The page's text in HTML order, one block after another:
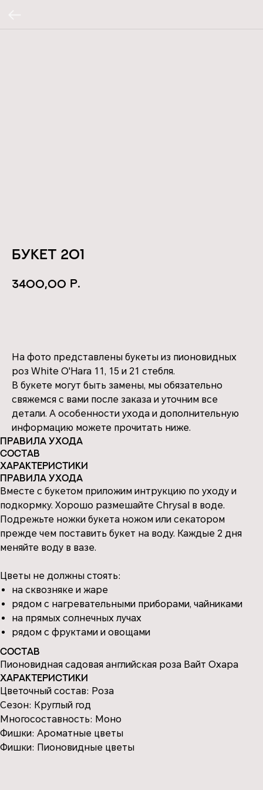
Букет 201
3400,00 р.
На фото представлены букеты из пионовидных
роз White O'Hara 11, 15 и 21 стебля.
В букете могут быть замены, мы обязательно
свяжемся с вами после заказа и уточним все
детали. А особенности ухода и дополнительную
информацию можете прочитать ниже.
Правила ухода
Состав
Характеристики
Правила ухода
Вместе с букетом приложим интрукцию по уходу и
подкормку. Хорошо размешайте Chrysal в воде.
Подрежьте ножки букета ножом или секатором
прежде чем поставить букет на воду. Каждые 2 дня
меняйте воду в вазе.
Цветы не должны стоять:
на сквозняке и жаре
рядом с нагревательными приборами, чайниками
на прямых солнечных лучах
рядом с фруктами и овощами
Состав
Пионовидная садовая английская роза Вайт Охара
Характеристики
Цветочный состав: Роза
Сезон: Круглый год
Многосоставность: Моно
Фишки: Ароматные цветы
Фишки: Пионовидные цветы